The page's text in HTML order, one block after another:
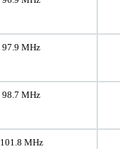
97.9 MHz
98.7 MHz
101.8 MHz